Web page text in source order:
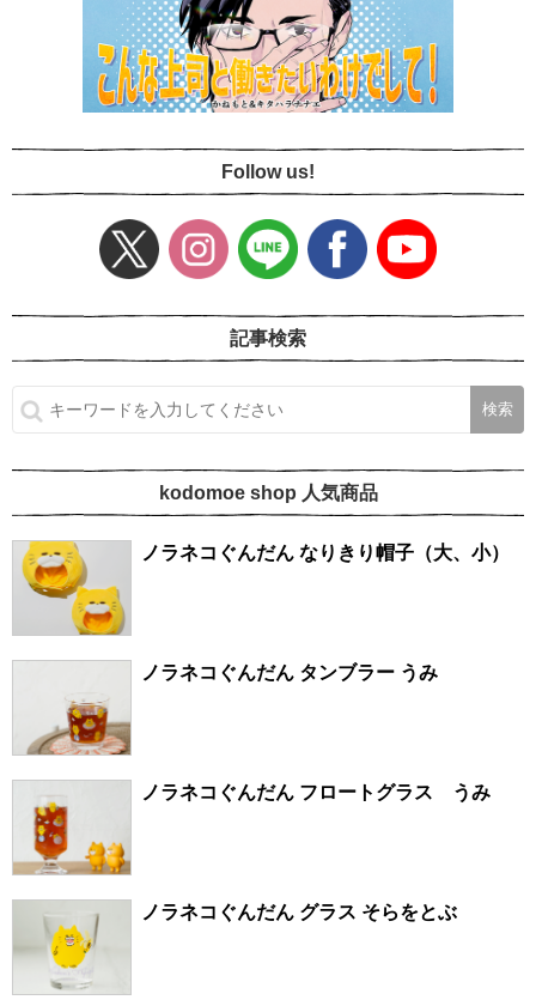
Follow us!
記事検索
kodomoe shop 人気商品
ノラネコぐんだん なりきり帽子（大、小）
ノラネコぐんだん タンブラー うみ
ノラネコぐんだん フロートグラス うみ
ノラネコぐんだん グラス そらをとぶ